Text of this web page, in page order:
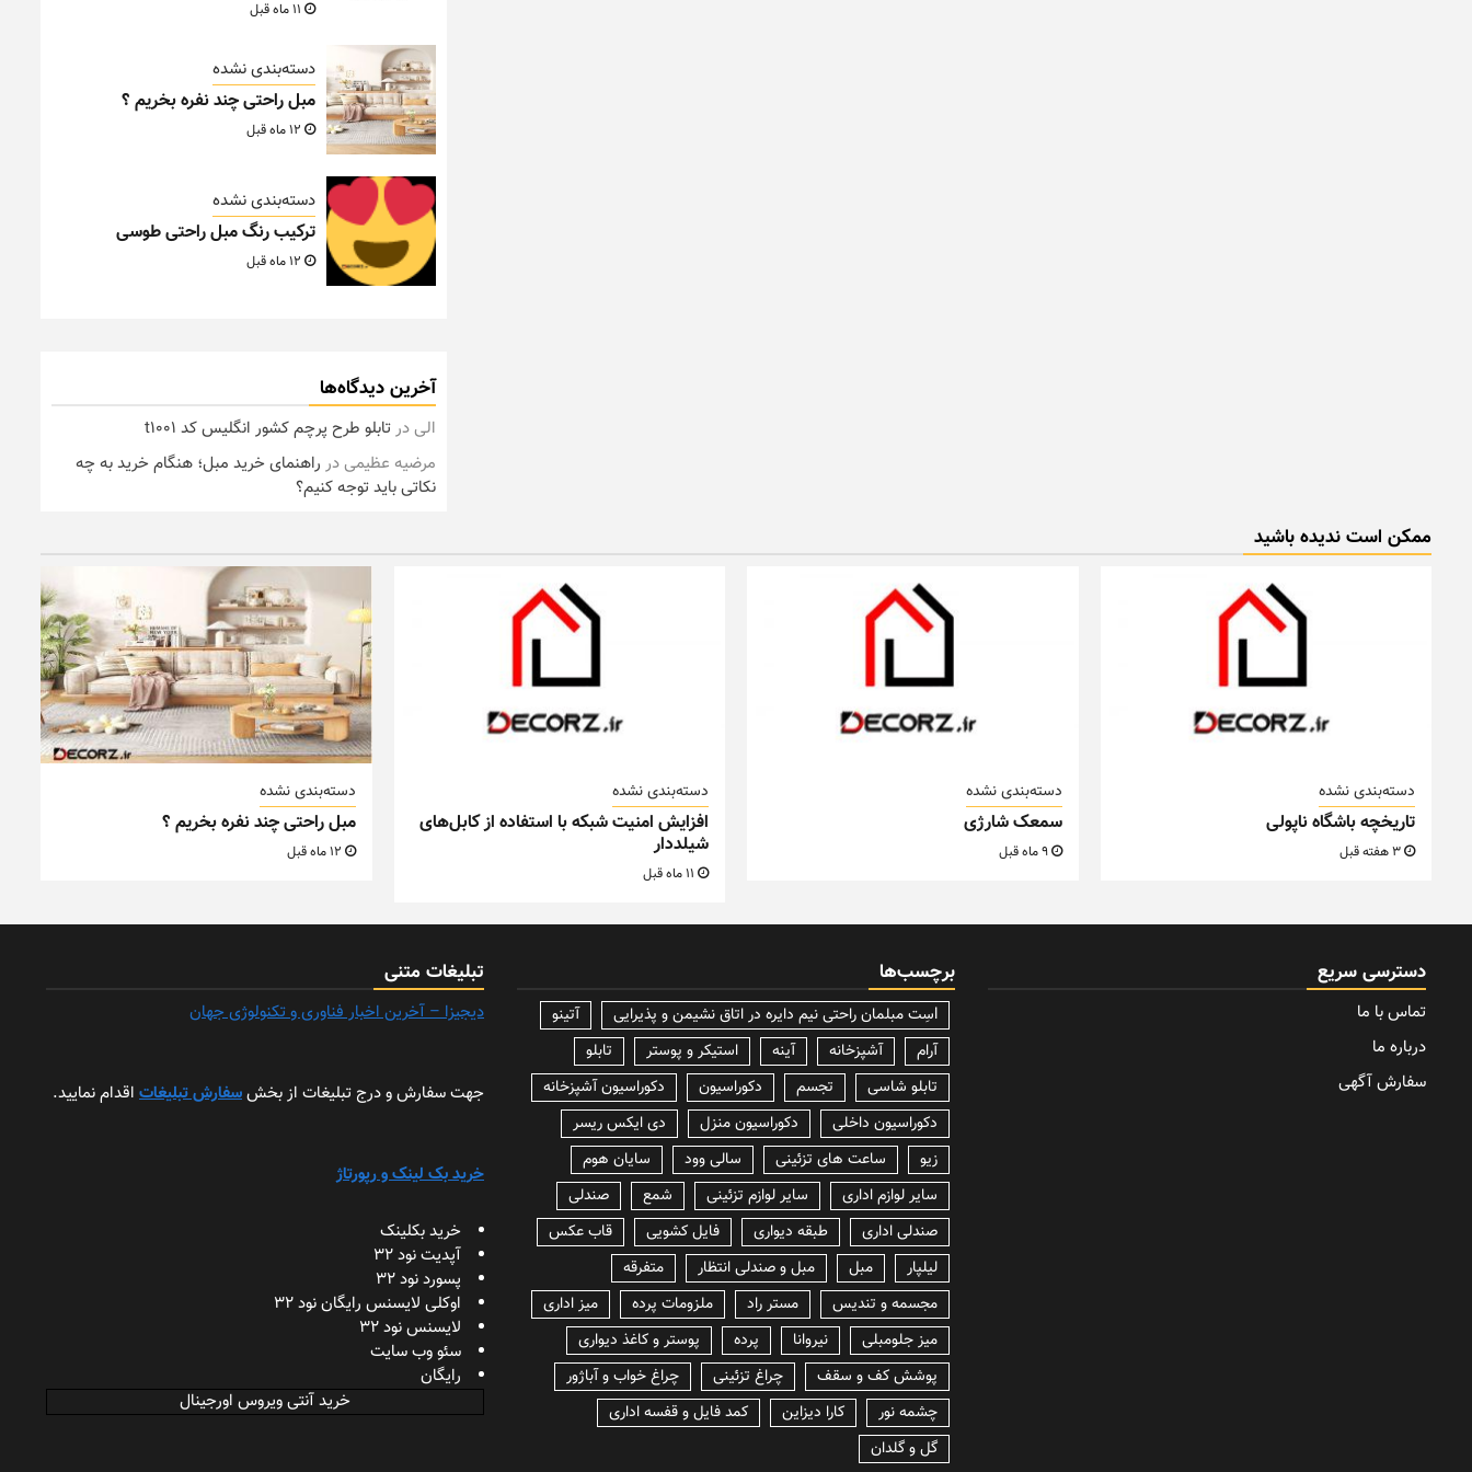
دسته‌بندی نشده
مبل راحتی چند نفره بخریم ؟
دسته‌بندی نشده
ترکیب رنگ مبل راحتی طوسی
آخرین دیدگاه‌ها
الیدرتابلو طرح پرچم کشور انگلیس کد t1001
مرضیه عظیمیدر راهنمای خرید مبل؛ هنگام خرید به چه
نکاتی باید توجه کنیم؟
ممکن است ندیده باشید
دسته‌بندی نشده
تاریخچه باشگاه ناپولی
دسته‌بندی نشده
سمعک شارژی
9 ماه قبل
دسته‌بندی نشده
افزایش امنیت شبکه با استفاده از کابل‌های
شیلددار
دسته‌بندی نشده
مبل راحتی چند نفره بخریم ؟
دسترسی سریع
تماس با ما
درباره ما
سفارش آگهی
برچسب‌ها
lسِت مبلمان راحتی نیم دایره در اتاق نشیمن و پذیرایی
آتینو
آرام
آشپزخانه آینه استیکر و پوستر
تابلو
تابلو شاسی
تجسم دکوراسیون
دکوراسیون آشپزخانه
دکوراسیون داخلی
دکوراسیون منزل
دی ایکس ریسر
زیو
ساعت های تزئینی سالی وود
سایان هوم
سایر لوازم اداری
سایر لوازم تزئینی شمع
صندلی
صندلی اداری
طبقه دیواری فایل کشویی
قاب عکس
لیلپار
مبل مبل و صندلی انتظار
متفرقه
مجسمه و تندیس
مستر راد ملزومات پرده
میز اداری
میز جلومبلی
نیروانا پرده
پوستر و کاغذ دیواری
پوشش کف و سقف
چراغ تزئینی
چراغ خواب و آباژور
چشمه نور
کارا دیزاین
کمد فایل و قفسه اداری
گل و گلدان
تبلیغات متنی
دیجیزا – آخرین اخبار فناوری و تکنولوژی جهان
جهت سفارش و درج تبلیغات از بخشسفارش تبلیغات اقدام نمایید.
خرید بک لینک و رپورتاژ
خرید بکلینک
آپدیت نود 32
پسورد نود 32
اوکلی لایسنس رایگان نود 32
لایسنس نود 32
سئو وب سایت
رایگان
خرید آنتی ویروس اورجینال